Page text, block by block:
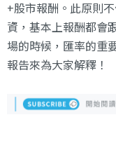
+股市報酬。此原則
資，基本上報酬都會
場的時候，匯率的重
報告來為大家解釋！